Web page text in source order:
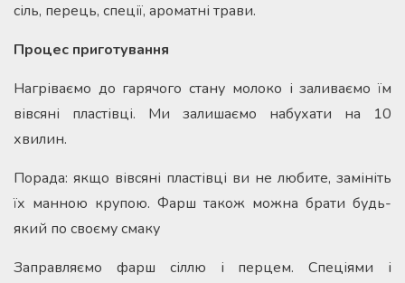
сіль, перець, спеції, ароматні трави.
Процес приготування
Нагріваємо до гарячого стану молоко і заливаємо їм
вівсяні пластівці. Ми залишаємо набухати на 10
хвилин.
Порада: якщо вівсяні пластівці ви не любите, замініть
їх манною крупою. Фарш також можна брати будь-
який по своєму смаку
Заправляємо фарш сіллю і перцем. Спеціями і